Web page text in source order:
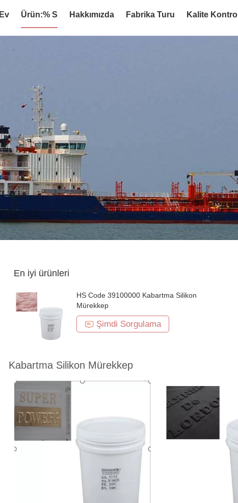
Ev Ürün:% S Hakkımızda Fabrika Turu Kalite Kontrol
En iyi ürünleri
HS Code 39100000 Kabartma Silikon
Mürekkep
Şimdi Sorgulama
Kabartma Silikon Mürekkep